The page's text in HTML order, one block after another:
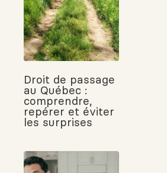
Droit de passage
au Québec :
comprendre,
repérer et éviter
les surprises